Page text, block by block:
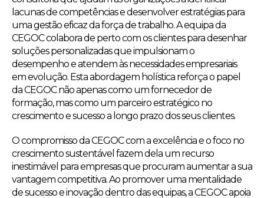
lacunas de competências e desenvolver estratégias para
uma gestão eficaz da força de trabalho. A equipa da
CEGOC colabora de perto com os clientes para desenhar
soluções personalizadas que impulsionam o
desempenho e atendem às necessidades empresariais
em evolução. Esta abordagem holística reforça o papel
da CEGOC não apenas como um fornecedor de
formação, mas como um parceiro estratégico no
crescimento e sucesso a longo prazo dos seus clientes.
O compromisso da CEGOC com a excelência e o foco no
crescimento sustentável fazem dela um recurso
inestimável para empresas que procuram aumentar a sua
vantagem competitiva. Ao promover uma mentalidade
de sucesso e inovação dentro das equipas, a CEGOC apoia